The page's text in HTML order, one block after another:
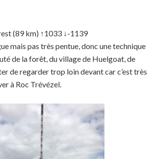
(89 km) ↑1033 ↓-1139
mais pas très pentue, donc une technique
de la forêt, du village de Huelgoat, de
de regarder trop loin devant car c’est très
à Roc Trévézel.